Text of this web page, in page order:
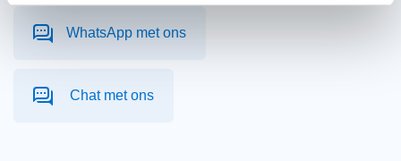
WhatsApp met ons
Chat met ons